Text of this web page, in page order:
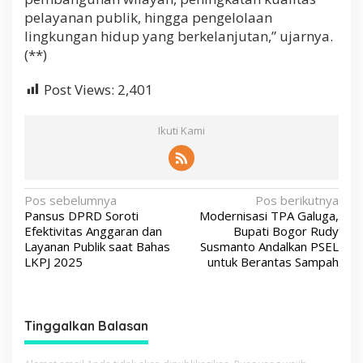
pelayanan publik, hingga pengelolaan
lingkungan hidup yang berkelanjutan,” ujarnya.
(**)
Post Views: 2,401
Ikuti Kami
N
a
v
i
a
s
Pos sebelumnya
Pansus DPRD Soroti
Efektivitas Anggaran dan
Layanan Publik saat Bahas
LKPJ 2025
Pos berikutnya
Modernisasi TPA Galuga,
Bupati Bogor Rudy
Susmanto Andalkan PSEL
untuk Berantas Sampah
Tinggalkan Balasan